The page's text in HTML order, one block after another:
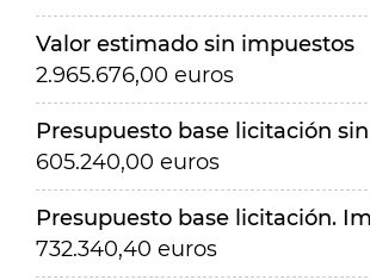
Valor estimado sin impuestos
2.965.676,00 euros
Presupuesto base licitación
605.240,00 euros
Presupuesto base licitación.
732.340,40 euros